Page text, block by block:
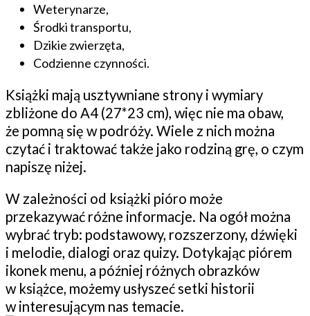
Weterynarze,
Środki transportu,
Dzikie zwierzęta,
Codzienne czynności.
Książki mają usztywniane strony i wymiary
zbliżone do A4 (27*23 cm), więc nie ma obaw,
że pomną się w podróży. Wiele z nich można
czytać i traktować także jako rodziną grę, o czym
napiszę niżej.
W zależności od książki pióro może
przekazywać różne informacje. Na ogół można
wybrać tryb: podstawowy, rozszerzony, dźwięki
i melodie, dialogi oraz quizy. Dotykając piórem
ikonek menu, a później różnych obrazków
w książce, możemy usłyszeć setki historii
w interesującym nas temacie.